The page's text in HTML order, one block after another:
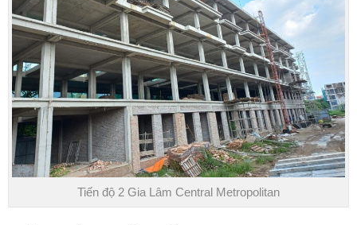
Tiến độ 2 Gia Lâm Central Metropolitan